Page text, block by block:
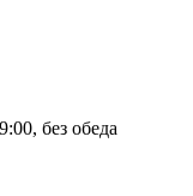
без обеда